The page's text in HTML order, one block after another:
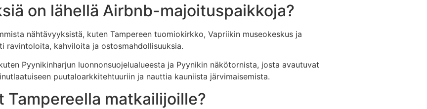
on lähellä Airbnb-majoituspaikkoja?
nähtävyyksistä, kuten Tampereen tuomiokirkko, Vapriikin museokeskus ja
ravintoloita, kahviloita ja ostosmahdollisuuksia.
Pyynikinharjun luonnonsuojelualueesta ja Pyynikin näkötornista, josta avautuvat
puutaloarkkitehtuuriin ja nauttia kauniista järvimaisemista.
Tampereella matkailijoille?